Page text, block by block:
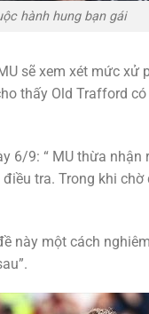
hành hung bạn gái
sẽ xem xét mức xử
thấy Old Trafford
6/9: “ MU thừa
tra. Trong khi
này một cách